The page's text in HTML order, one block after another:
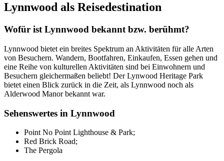
Lynnwood als Reisedestination
Wofür ist Lynnwood bekannt bzw. berühmt?
Lynnwood bietet ein breites Spektrum an Aktivitäten für alle Arten
von Besuchern. Wandern, Bootfahren, Einkaufen, Essen gehen und
eine Reihe von kulturellen Aktivitäten sind bei Einwohnern und
Besuchern gleichermaßen beliebt! Der Lynwood Heritage Park
bietet einen Blick zurück in die Zeit, als Lynnwood noch als
Alderwood Manor bekannt war.
Sehenswertes in Lynnwood
Point No Point Lighthouse & Park;
Red Brick Road;
The Pergola